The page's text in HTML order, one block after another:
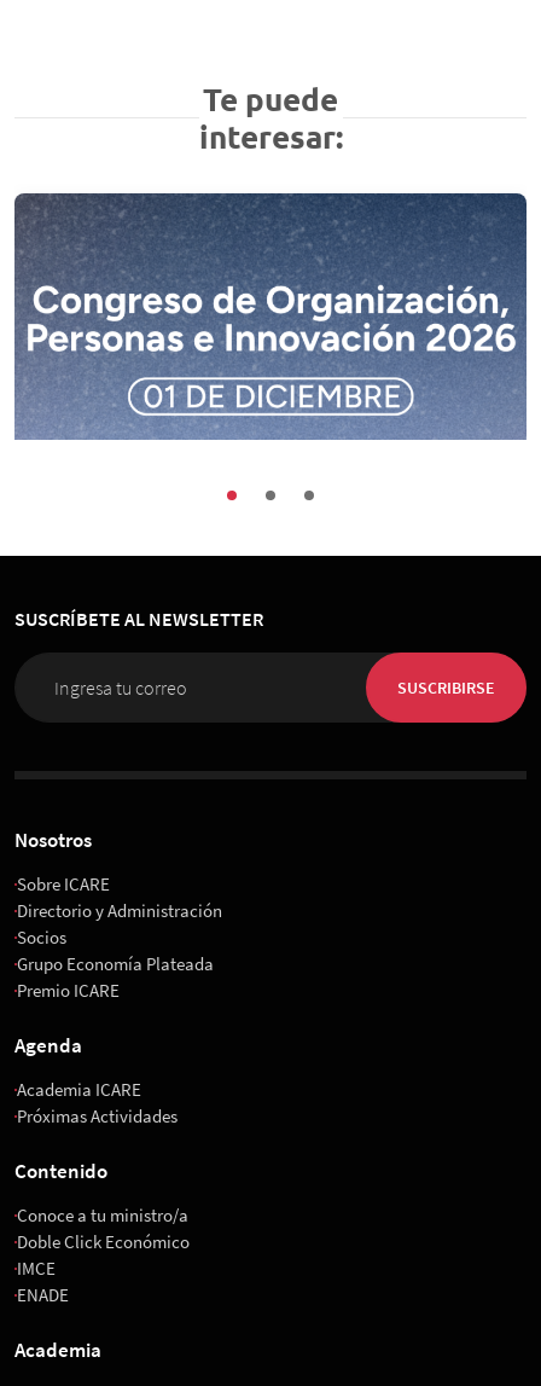
Te puede
interesar:
01 de Diciembre 2026, 08:00 horas
Espacio Riesco
SUSCRÍBETE AL NEWSLETTER
SUSCRIBIRSE
Nosotros
Sobre ICARE
Directorio y Administración
Socios
Grupo Economía Plateada
Premio ICARE
Agenda
Academia ICARE
Próximas Actividades
Contenido
Conoce a tu ministro/a
Doble Click Económico
IMCE
ENADE
Academia